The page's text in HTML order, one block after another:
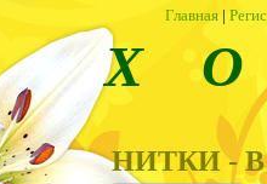
Главная |
Х
НИТКИ -